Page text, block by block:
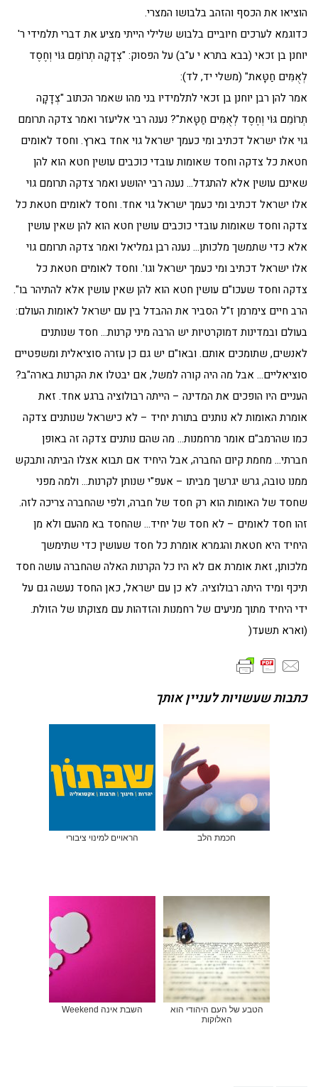
הוציאו את הכסף והזהב בלבושו המצרי.
כדוגמא לערכים חיוביים בלבוש שלילי הייתי מציע את דברי תלמידי ר'
יוחנן בן זכאי (בבא בתרא י ע"ב) על הפסוק: "צְדָקָה תְרוֹמֵם גּוֹי וְחֶסֶד
לְאֻמִּים חַטָּאת" (משלי יד, לד):
אמר להן רבן יוחנן בן זכאי לתלמידיו בני מהו שאמר הכתוב "צְדָקָה
תְרוֹמֵם גּוֹי וְחֶסֶד לְאֻמִּים חַטָּאת"? נענה רבי אליעזר ואמר צדקה תרומם
גוי אלו ישראל דכתיב ומי כעמך ישראל גוי אחד בארץ. וחסד לאומים
חטאת כל צדקה וחסד שאומות עובדי כוכבים עושין חטא הוא להן
שאינם עושין אלא להתגדל… נענה רבי יהושע ואמר צדקה תרומם גוי
אלו ישראל דכתיב ומי כעמך ישראל גוי אחד. וחסד לאומים חטאת כל
צדקה וחסד שאומות עובדי כוכבים עושין חטא הוא להן שאין עושין
אלא כדי שתמשך מלכותן… נענה רבן גמליאל ואמר צדקה תרומם גוי
אלו ישראל דכתיב ומי כעמך ישראל וגו'. וחסד לאומים חטאת כל
צדקה וחסד שעכו"ם עושין חטא הוא להן שאין עושין אלא להתיהר בו".
הרב חיים צימרמן ז"ל הסביר את ההבדל בין עם ישראל לאומות העולם:
בעולם ובמדינות דמוקרטיות יש הרבה מיני קרנות… חסד שנותנים
לאנשים, שתומכים אותם. ובאו"ם יש גם כן עזרה סוציאלית ומשפטיים
סוציאליים… אבל מה היה קורה למשל, אם יבטלו את הקרנות בארה"ב?
העניים היו הופכים את המדינה – הייתה רבולוציה ברגע אחד. זאת
אומרת האומות לא נותנים בתורת יחיד – לא כישראל שנותנים צדקה
כמו שהרמב"ם אומר מרחמנות… מה שהם נותנים צדקה זה באופן
חברתי… מחמת קיום החברה, אבל היחיד אם תבוא אצלו הביתה ותבקש
ממנו טובה, גרש יגרשך מביתו – אעפ"י שנותן לקרנות… ולמה מפני
שחסד של האומות הוא רק חסד של חברה, ולפי שהחברה צריכה לזה.
זהו חסד לאומים – לא חסד של יחיד… שהחסד בא מהעם ולא מן
היחיד היא חטאת והגמרא אומרת כל חסד שעושין כדי שתימשך
מלכותן, זאת אומרת אם לא היו כל הקרנות האלה שהחברה עושה חסד
תיכף ומיד היתה רבולוציה. לא כן עם ישראל, כאן החסד נעשה גם על
ידי היחיד מתוך מניעים של רחמנות והזדהות עם מצוקתו של הזולת.
(וארא תשעד(
כתבות שעשויות לעניין אותך
חכמת הלב הראויים למינוי ציבורי
הטבע של העם היהודי הוא
האלוקות
השבת אינה Weekend